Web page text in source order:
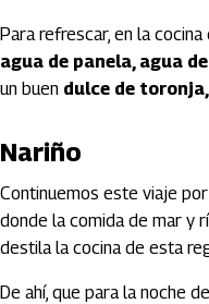
Para refrescar, en la
agua de panela, agua
un buen dulce de
Nariño
Continuemos este viaje
donde la comida de mar y
destila la cocina de esta
De ahí, que para la noche